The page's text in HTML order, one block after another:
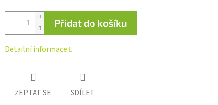
Přidat do košíku
Detailní informace
ZEPTAT SE SDÍLET